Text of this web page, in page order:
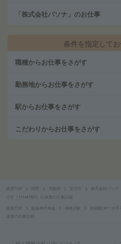
「株式会社パソナ」のお仕事
条件を指定して
職種からお仕事をさがす
勤務地からお仕事をさがす
駅からお仕事をさがす
こだわりからお仕事をさがす
派遣TOP 大阪府 淀川区 株式会社パソナ
です（111441927）の派遣の仕事詳細
派遣TOP 阪急神戸本線 神崎川駅
未経験OK＊大手
派遣の仕事詳細